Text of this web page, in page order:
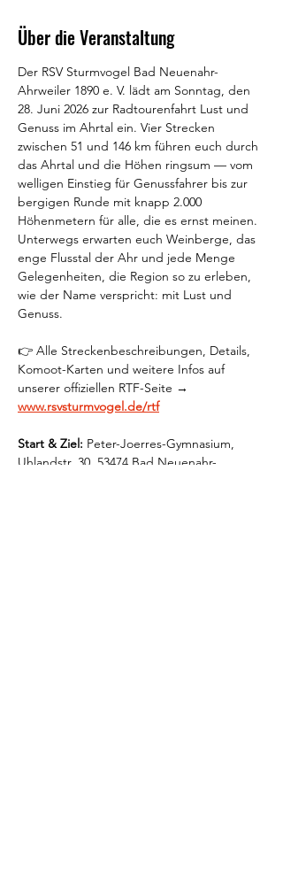
Über die Veranstaltung
Der RSV Sturmvogel Bad Neuenahr-
Ahrweiler 1890 e. V. lädt am Sonntag, den
28. Juni 2026 zur Radtourenfahrt Lust und
Genuss im Ahrtal ein. Vier Strecken
zwischen 51 und 146 km führen euch durch
das Ahrtal und die Höhen ringsum — vom
welligen Einstieg für Genussfahrer bis zur
bergigen Runde mit knapp 2.000
Höhenmetern für alle, die es ernst meinen.
Unterwegs erwarten euch Weinberge, das
enge Flusstal der Ahr und jede Menge
Gelegenheiten, die Region so zu erleben,
wie der Name verspricht: mit Lust und
Genuss.
👉 Alle Streckenbeschreibungen, Details,
Komoot-Karten und weitere Infos auf
unserer offiziellen RTF-Seite →
www.rsvsturmvogel.de/rtf
Start & Ziel: Peter-Joerres-Gymnasium,
Uhlandstr. 30, 53474 Bad Neuenahr-